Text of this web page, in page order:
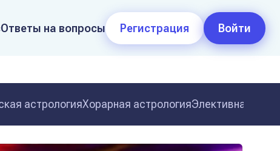
Ответы на вопросы Регистрация Войти
астрологияХорарная астрологияЭлективная